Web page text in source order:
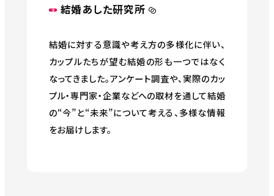
結婚あした研究所
結婚に対する意識や考え方の多様化に伴い、
カップルたちが望む結婚の形も一つではなく
なってきました。アンケート調査や、実際のカッ
プル・専門家・企業などへの取材を通して結婚
の“今”と“未来”について考える、多様な情報
をお届けします。